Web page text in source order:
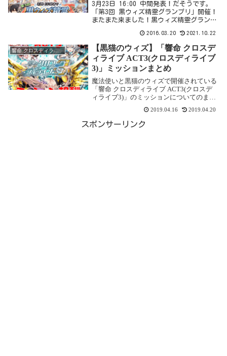
3月23日 16:00 中間発表！だそうです。
「第3回 黒ウィズ精霊グランプリ」開催！
またまた来ました！黒ウィズ精霊グランプ
は誰が1位になるのでしょうか。開催期間
2016年3月18日 20:00 ～ 2...
2016.03.20 2021.10.22
響命 クロスディライブ ACT3(クロスディライブ3)
【黒猫のウィズ】「響命 クロスデ
ィライブ ACT3(クロスディライブ
3)」ミッションまとめ
魔法使いと黒猫のウィズで開催されている
「響命 クロスディライブ ACT3(クロスデ
ィライブ3)」のミッションについてのまと
エスト 試練級 ORDEAL」が追加されて、
図鑑コンプリートミッションが追...
2019.04.16 2019.04.20
スポンサーリンク